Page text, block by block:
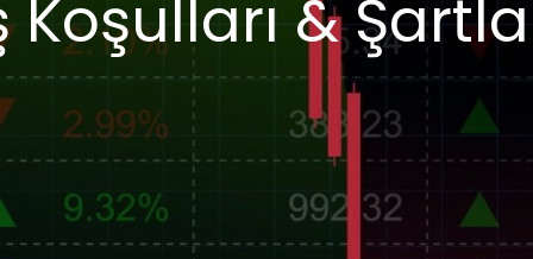
Koşulları &